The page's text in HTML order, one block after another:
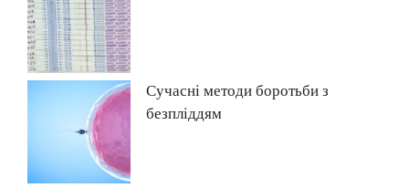
Сучасні методи боротьби з
безпліддям